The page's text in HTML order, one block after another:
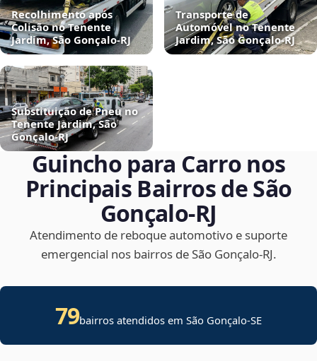
Recolhimento após
Colisão no Tenente
Jardim, São Gonçalo‑RJ
Transporte de
Automóvel no Tenente
Jardim, São Gonçalo‑RJ
Substituição de Pneu no
Tenente Jardim, São
Gonçalo‑RJ
Guincho para Carro nos
Principais Bairros de São
Gonçalo‑RJ
Atendimento de reboque automotivo e suporte
emergencial nos bairros de São Gonçalo‑RJ.
79bairros atendidos emSão Gonçalo-SE